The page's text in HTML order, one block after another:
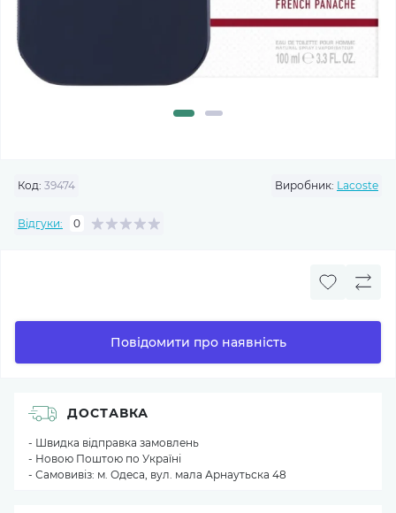
Код: 39474 Виробник: Lacoste
Відгуки: 0
Повідомити про наявність
ДОСТАВКА
- Швидка відправка замовлень
- Новою Поштою по Україні
- Самовивіз: м. Одеса, вул. мала Арнаутьска 48